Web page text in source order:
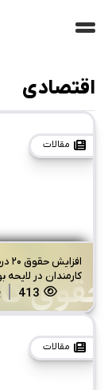
جستجو ...
اقتصادی
مقالات
کارمندان در لایحه
413
مقالات